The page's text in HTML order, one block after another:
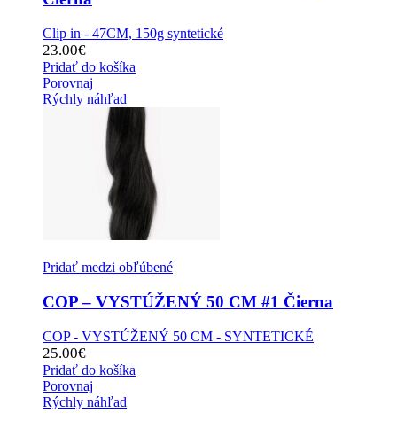
Clip in - 47CM, 150g syntetické
23.00€
Pridať do košíka
Porovnaj
Rýchly náhľad
Pridať medzi obľúbené
COP – VYSTÚŽENÝ 50 CM #1 Čierna
COP - VYSTÚŽENÝ 50 CM - SYNTETICKÉ
25.00€
Pridať do košíka
Porovnaj
Rýchly náhľad